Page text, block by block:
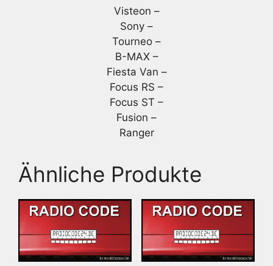
Visteon –
Sony –
Tourneo –
B-MAX –
Fiesta Van –
Focus RS –
Focus ST –
Fusion –
Ranger
Ähnliche Produkte